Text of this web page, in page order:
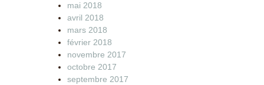
mai 2018
avril 2018
mars 2018
février 2018
novembre 2017
octobre 2017
septembre 2017